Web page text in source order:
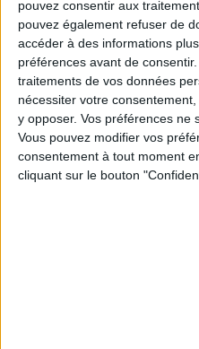
pouvez consentir aux
pouvez également refuser de
accéder à des informations
préférences avant de consentir.
traitements de vos données
nécessiter votre
y opposer. Vos préférences ne
Vous pouvez modifier vos
consentement à tout moment
cliquant sur le bouton
de régularisations de
1er décembre 2021).
https://www.legifiscal.fr/
regime-ventes-distance-
tva.html